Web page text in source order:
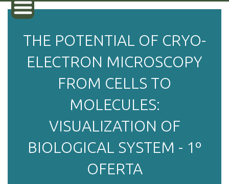
SOBRE
THE POTENTIAL OF CRYO-
ELECTRON MICROSCOPY
FROM CELLS TO
MOLECULES:
VISUALIZATION OF
BIOLOGICAL SYSTEM - 1º
OFERTA